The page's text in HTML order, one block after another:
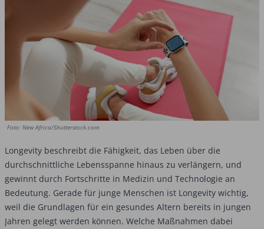
Foto: New Africa/Shutterstock.com
Longevity beschreibt die Fähigkeit, das Leben über die
durchschnittliche Lebensspanne hinaus zu verlängern, und
gewinnt durch Fortschritte in Medizin und Technologie an
Bedeutung. Gerade für junge Menschen ist Longevity wichtig,
weil die Grundlagen für ein gesundes Altern bereits in jungen
Jahren gelegt werden können. Welche Maßnahmen dabei